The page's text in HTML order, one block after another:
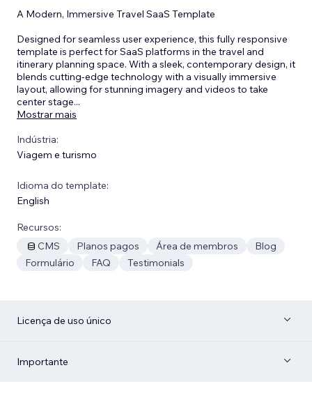
A Modern, Immersive Travel SaaS Template
Designed for seamless user experience, this fully responsive
template is perfect for SaaS platforms in the travel and
itinerary planning space. With a sleek, contemporary design, it
blends cutting-edge technology with a visually immersive
layout, allowing for stunning imagery and videos to take
center stage...
Mostrar mais
Indústria:
Viagem e turismo
Idioma do template:
English
Recursos:
CMS
Planos pagos Área de membros
Blog
Formulário
FAQ Testimonials
Licença de uso único
Importante